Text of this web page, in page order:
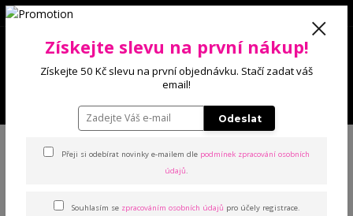
0 Kč
Získejte slevu na první nákup!
Získejte 50 Kč slevu na první objednávku. Stačí zadat váš
email!
Odeslat
Přeji si odebírat novinky e-mailem dle podmínek zpracování osobních
údajů.
Souhlasím se zpracováním osobních údajů pro účely registrace.